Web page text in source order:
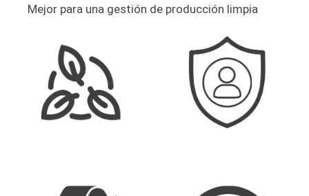
Mejor para una gestión de producción limpia